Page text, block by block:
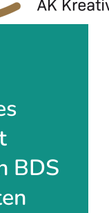
BDS